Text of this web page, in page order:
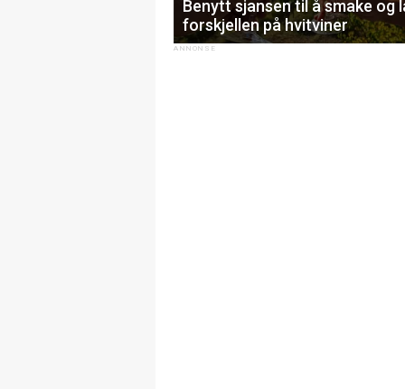
Benytt sjansen til å smake og
forskjellen på hvitviner